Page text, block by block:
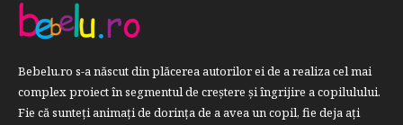
Bebelu.ro s-a născut din plăcerea autorilor ei de a realiza cel mai
complex proiect în segmentul de creştere şi îngrijire a copilulului.
Fie că sunteţi animaţi de dorinţa de a avea un copil, fie deja aţi